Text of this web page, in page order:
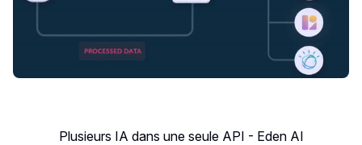
Plusieurs IA dans une seule API - Eden AI